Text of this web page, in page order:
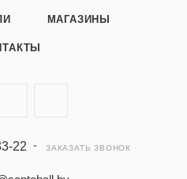
МАГАЗИНЫ
22 ЗАКАЗАТЬ ЗВОНОК